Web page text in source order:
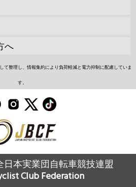
へ
て整理し、情報集約により負荷軽減と電力抑制に配慮していま
す。
本実業団自転車競技連盟
Club Federation